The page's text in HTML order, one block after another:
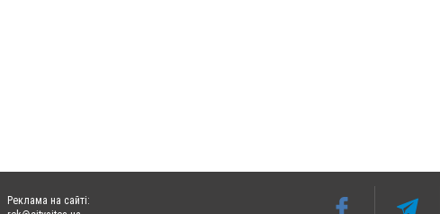
Реклама на сайті: